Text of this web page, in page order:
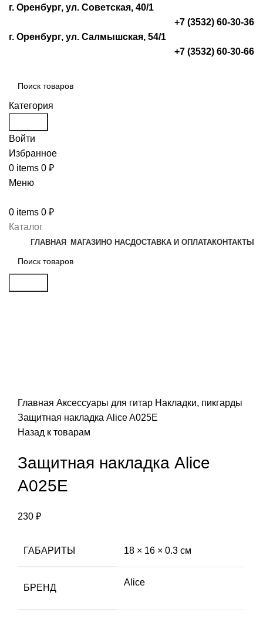
г. Оренбург, ул. Советская, 40/1
+7 (3532) 60-30-36
г. Оренбург, ул. Салмышская, 54/1
+7 (3532) 60-30-66
Категория
Войти
Избранное
0 items 0 ₽
Меню
0 items 0 ₽
Каталог
ГЛАВНАЯ МАГАЗИНО НАСДОСТАВКА И ОПЛАТАКОНТАКТЫ
Главная Аксессуары для гитар Накладки, пикгарды
Защитная накладка Alice A025E
Назад к товарам
Защитная накладка Alice
A025E
230 ₽
ГАБАРИТЫ 18 × 16 × 0.3 см
БРЕНД
Alice